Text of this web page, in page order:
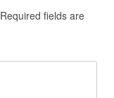
Required fields are